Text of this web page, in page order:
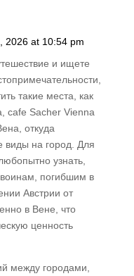
2026 at 10:54 pm
и ищете
такие места, как
cafe Sacher Vienna
откуда
виды на город. Для
узнать,
погибшим в
Австрии от
в Вене, что
ценность
между городами,